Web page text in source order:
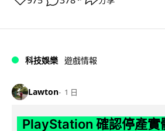
科技娛樂 遊戲情報
Lawton 1 日
PlayStation 確認停產實